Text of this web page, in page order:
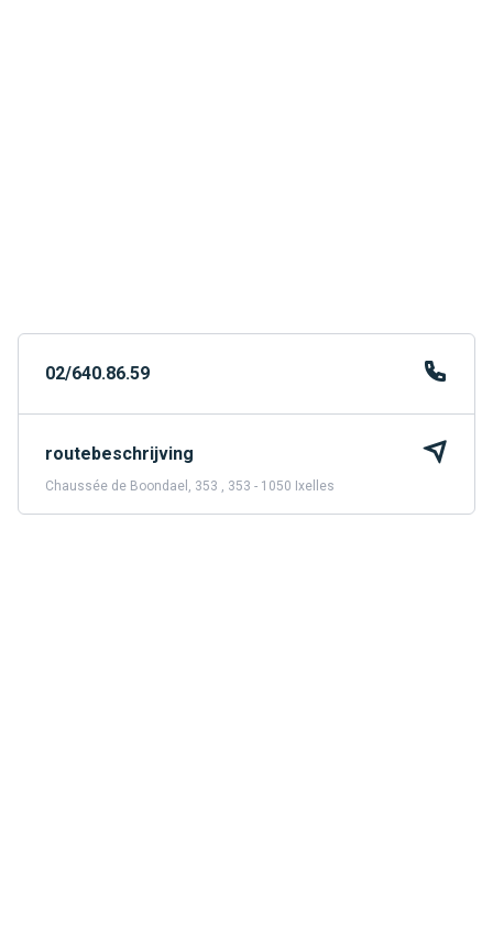
02/640.86.59
routebeschrijving
Chaussée de Boondael, 353 , 353 - 1050 Ixelles